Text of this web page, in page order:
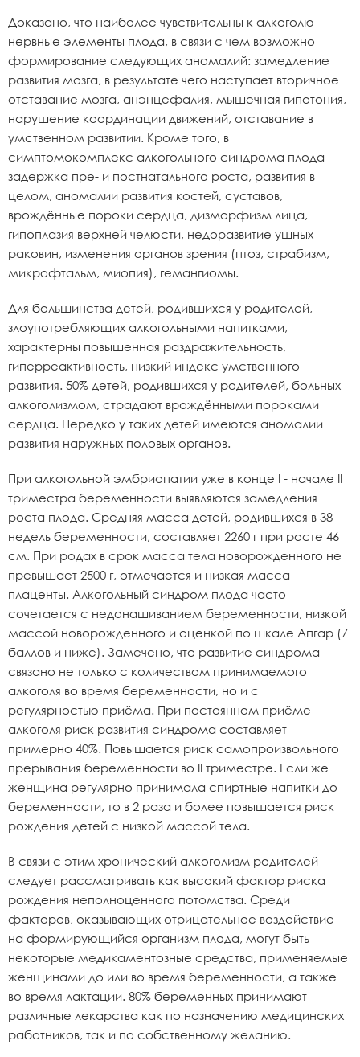
Доказано, что наиболее чувствительны к алкоголю
нервные элементы плода, в связи с чем возможно
формирование следующих аномалий: замедление
развития мозга, в результате чего наступает вторичное
отставание мозга, анэнцефалия, мышечная гипотония,
нарушение координации движений, отставание в
умственном развитии. Кроме того, в
симптомокомплекс алкогольного синдрома плода
задержка пре- и постнатального роста, развития в
целом, аномалии развития костей, суставов,
врождённые пороки сердца, дизморфизм лица,
гипоплазия верхней челюсти, недоразвитие ушных
раковин, изменения органов зрения (птоз, страбизм,
микрофтальм, миопия), гемангиомы.
Для большинства детей, родившихся у родителей,
злоупотребляющих алкогольными напитками,
характерны повышенная раздражительность,
гиперреактивность, низкий индекс умственного
развития. 50% детей, родившихся у родителей, больных
алкоголизмом, страдают врождёнными пороками
сердца. Нередко у таких детей имеются аномалии
развития наружных половых органов.
При алкогольной эмбриопатии уже в конце I - начале II
триместра беременности выявляются замедления
роста плода. Средняя масса детей, родившихся в 38
недель беременности, составляет 2260 г при росте 46
см. При родах в срок масса тела новорожденного не
превышает 2500 г, отмечается и низкая масса
плаценты. Алкогольный синдром плода часто
сочетается с недонашиванием беременности, низкой
массой новорожденного и оценкой по шкале Апгар (7
баллов и ниже). Замечено, что развитие синдрома
связано не только с количеством принимаемого
алкоголя во время беременности, но и с
регулярностью приёма. При постоянном приёме
алкоголя риск развития синдрома составляет
примерно 40%. Повышается риск самопроизвольного
прерывания беременности во II триместре. Если же
женщина регулярно принимала спиртные напитки до
беременности, то в 2 раза и более повышается риск
рождения детей с низкой массой тела.
В связи с этим хронический алкоголизм родителей
следует рассматривать как высокий фактор риска
рождения неполноценного потомства. Среди
факторов, оказывающих отрицательное воздействие
на формирующийся организм плода, могут быть
некоторые медикаментозные средства, применяемые
женщинами до или во время беременности, а также
во время лактации. 80% беременных принимают
различные лекарства как по назначению медицинских
работников, так и по собственному желанию.